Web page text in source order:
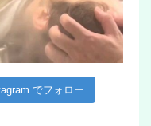
でフォロー